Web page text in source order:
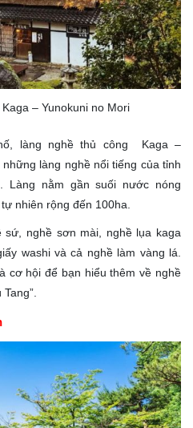
– Yunokuni no Mori
làng nghề thủ công Kaga –
làng nghề nổi tiếng của tỉnh
Làng nằm gần suối nước nóng
nhiên rộng đến 100ha.
sứ, nghề sơn mài, nghề lụa kaga
washi và cả nghề làm vàng lá.
cơ hội để bạn hiểu thêm về nghề